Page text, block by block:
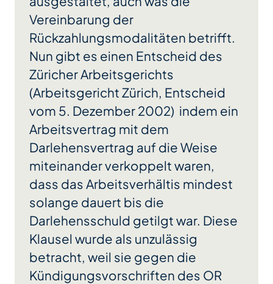
Vereinbarung der
Rückzahlungsmodalitäten betrifft.
Nun gibt es einen Entscheid des
Züricher Arbeitsgerichts
(Arbeitsgericht Zürich, Entscheid
vom 5. Dezember 2002) indem ein
Arbeitsvertrag mit dem
Darlehensvertrag auf die Weise
miteinander verkoppelt waren,
dass das Arbeitsverhältis mindest
solange dauert bis die
Darlehensschuld getilgt war. Diese
Klausel wurde als unzulässig
betracht, weil sie gegen die
Kündigungsvorschriften des OR